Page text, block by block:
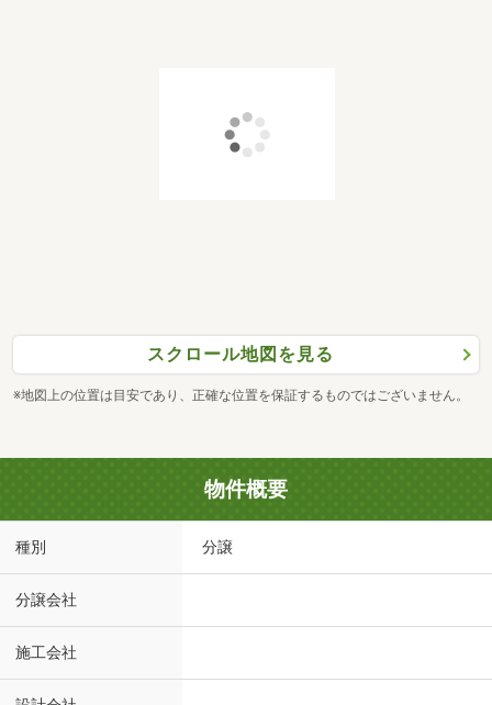
スクロール地図を見る
※地図上の位置は目安であり、正確な位置を保証するものではございません。
物件概要
種別 分譲
分譲会社
施工会社